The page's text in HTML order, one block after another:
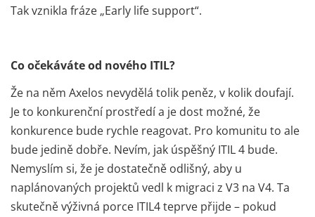
Tak vznikla fráze „Early life support“.
Co očekáváte od nového ITIL?
Že na něm Axelos nevydělá tolik peněz, v kolik doufají.
Je to konkurenční prostředí a je dost možné, že
konkurence bude rychle reagovat. Pro komunitu to ale
bude jedině dobře. Nevím, jak úspěšný ITIL 4 bude.
Nemyslím si, že je dostatečně odlišný, aby u
naplánovaných projektů vedl k migraci z V3 na V4. Ta
skutečně výživná porce ITIL4 teprve přijde – pokud